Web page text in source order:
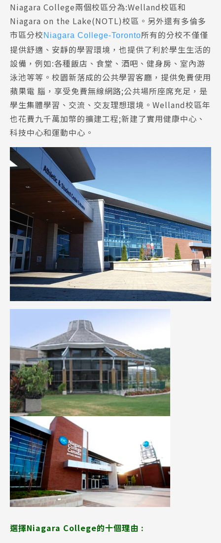
Niagara College兩個校區分為:Welland校區和
Niagara on the Lake(NOTL)校區。另外還有多倫多
市區分校 Niagara College-Toronto所有的分校不僅僅
提供舒適、安靜的學習環境，也提供了利於學生生活的
設備，例如:各種飯店、食堂、酒吧、健身房、室內游
泳池等等。校園新落成的公共學習客廳，提供免費使用
蘋果電 腦，享受免費無線網路;公共場所座席充足，是
學生集體學習、交流、交友理想環境。Welland校區年
也花費九千萬加幣的擴建工程;新建了實用健康中心、
科技中心和運動中心。
選擇Niagara College的十個理由 :